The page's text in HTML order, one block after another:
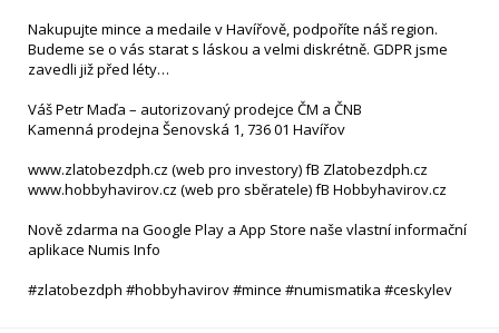
Nakupujte mince a medaile v Havířově, podpoříte náš region.
Budeme se o vás starat s láskou a velmi diskrétně. GDPR jsme
zavedli již před léty…
Váš Petr Maďa – autorizovaný prodejce ČM a ČNB
Kamenná prodejna Šenovská 1, 736 01 Havířov
www.zlatobezdph.cz (web pro investory) fB Zlatobezdph.cz
www.hobbyhavirov.cz (web pro sběratele) fB Hobbyhavirov.cz
Nově zdarma na Google Play a App Store naše vlastní informační
aplikace Numis Info
#zlatobezdph #hobbyhavirov #mince #numismatika #ceskylev